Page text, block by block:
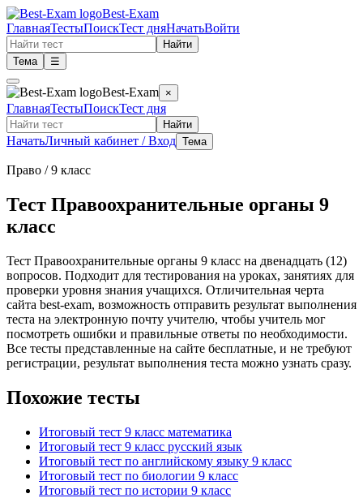
Best-Exam
ГлавнаяТестыПоискТест дняНачатьВойти
Найти
Тема
☰
Best-Exam ×
ГлавнаяТестыПоискТест дня
Найти
НачатьЛичный кабинет / Вход Тема
Право / 9 класс
Тест Правоохранительные органы 9
класс
Тест Правоохранительные органы 9 класс на двенадцать (12)
вопросов. Подходит для тестирования на уроках, занятиях для
проверки уровня знания учащихся. Отличительная черта
сайта best-exam, возможность отправить результат выполнения
теста на электронную почту учителю, чтобы учитель мог
посмотреть ошибки и правильные ответы по необходимости.
Все тесты представленные на сайте бесплатные, и не требуют
регистрации, результат выполнения теста можно узнать сразу.
Похожие тесты
Итоговый тест 9 класс математика
Итоговый тест 9 класс русский язык
Итоговый тест по английскому языку 9 класс
Итоговый тест по биологии 9 класс
Итоговый тест по истории 9 класс